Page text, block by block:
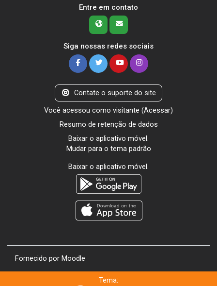
Entre em contato
Siga nossas redes sociais
Contate o suporte do site
Você acessou como visitante (Acessar)
Resumo de retenção de dados
Baixar o aplicativo móvel.
Mudar para o tema padrão
Baixar o aplicativo móvel.
Fornecido por Moodle
Tema: